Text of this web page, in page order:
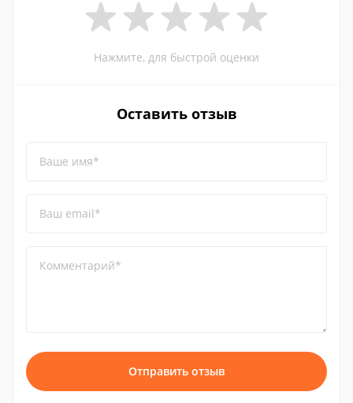
Нажмите, для быстрой оценки
Оставить отзыв
Ваше имя*
Ваш email*
Комментарий*
Отправить отзыв